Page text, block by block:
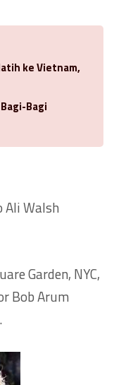
ke Vietnam,
Bagi
Ali Walsh
Garden, NYC,
Bob Arum